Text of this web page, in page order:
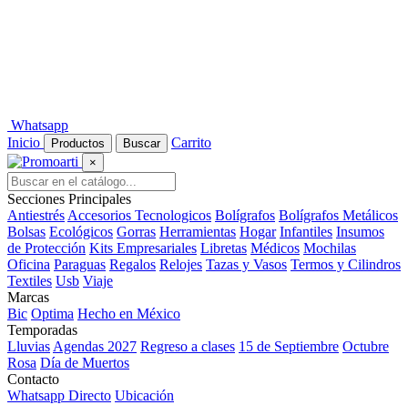
Whatsapp
Inicio
Productos Buscar Carrito
×
Secciones Principales
Antiestrés Accesorios Tecnologicos Bolígrafos Bolígrafos Metálicos
Bolsas Ecológicos Gorras Herramientas Hogar Infantiles Insumos
de Protección Kits Empresariales Libretas Médicos Mochilas
Oficina Paraguas Regalos Relojes Tazas y Vasos Termos y Cilindros
Textiles Usb Viaje
Marcas
Bic Optima Hecho en México
Temporadas
Lluvias Agendas 2027 Regreso a clases 15 de Septiembre Octubre
Rosa Día de Muertos
Contacto
Whatsapp Directo Ubicación